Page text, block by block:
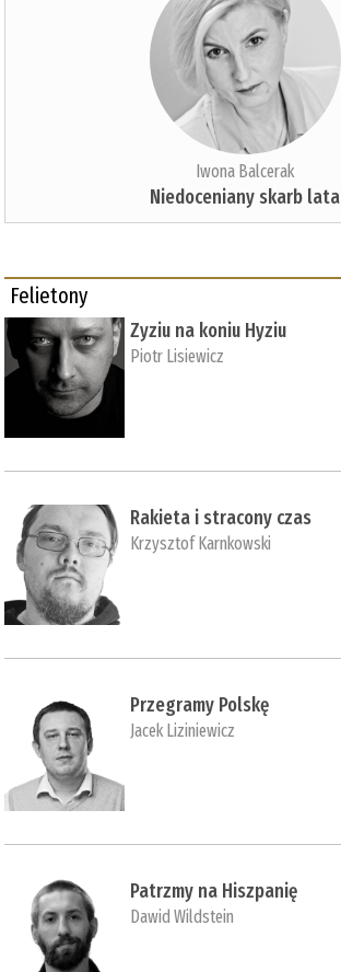
Iwona Balcerak
Niedoceniany skarb lata
Felietony
Zyziu na koniu Hyziu
Piotr Lisiewicz
Rakieta i stracony czas
Krzysztof Karnkowski
Przegramy Polskę
Jacek Liziniewicz
Patrzmy na Hiszpanię
Dawid Wildstein